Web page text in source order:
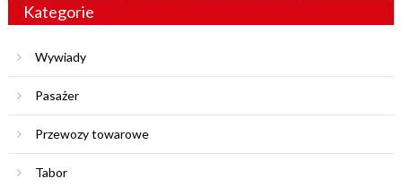
Kategorie
Wywiady
Pasażer
Przewozy towarowe
Tabor